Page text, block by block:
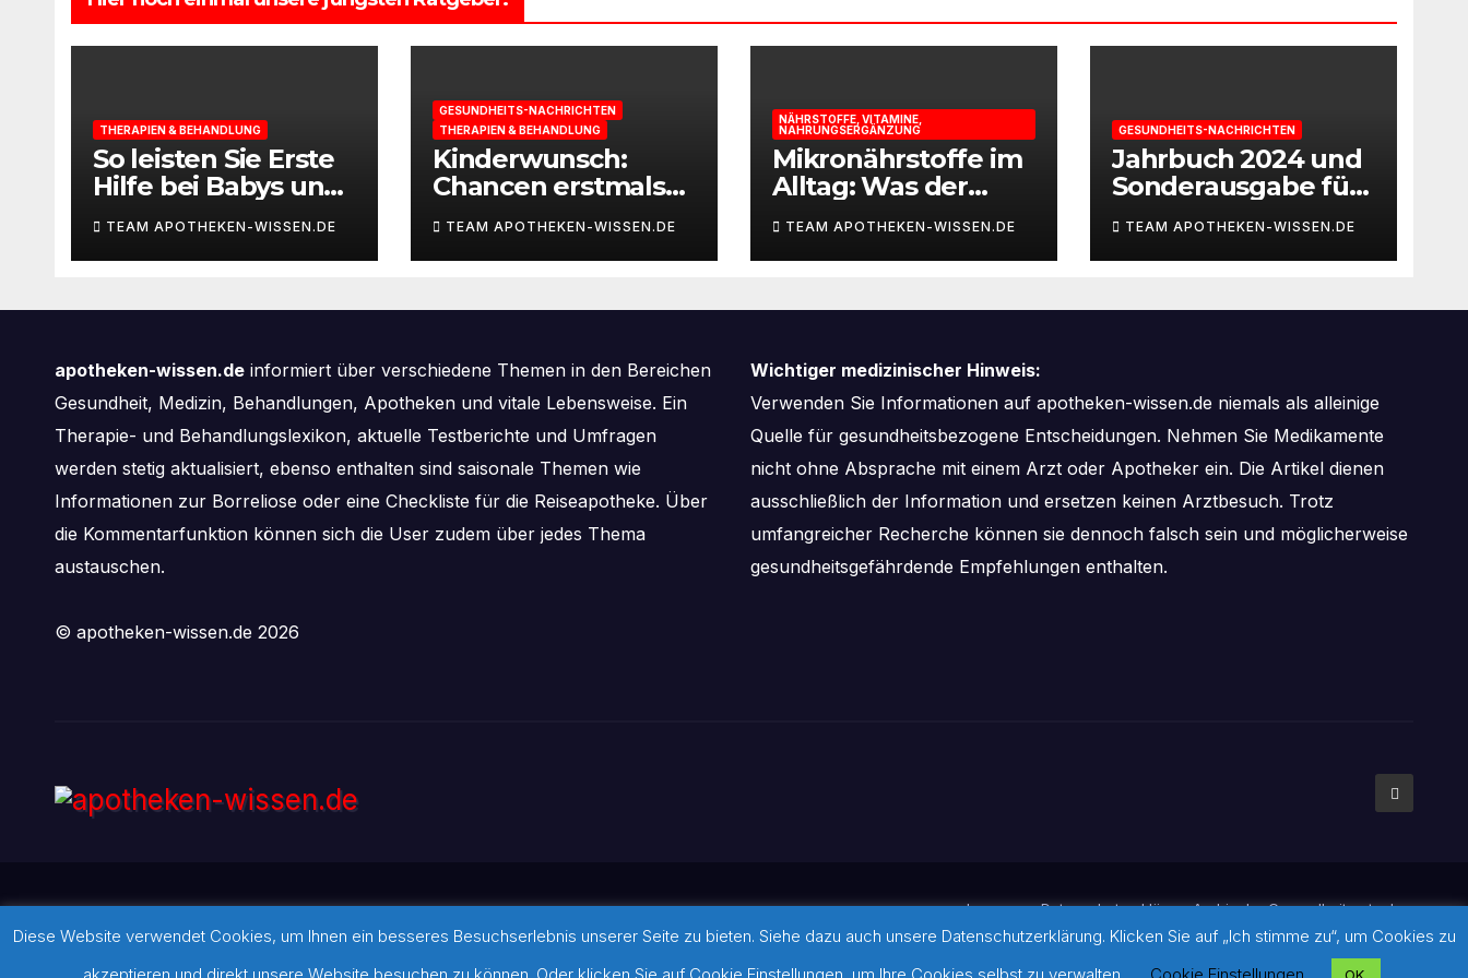
THERAPIEN & BEHANDLUNG
So leisten Sie Erste
Hilfe bei Babys und
Kleinkindern
TEAM APOTHEKEN-WISSEN.DE
GESUNDHEITS-NACHRICHTEN
THERAPIEN & BEHANDLUNG
Kinderwunsch:
Chancen erstmals
selbst berechnen
TEAM APOTHEKEN-WISSEN.DE
NÄHRSTOFFE, VITAMINE,
NAHRUNGSERGÄNZUNG
Mikronährstoffe im
Alltag: Was der
Körper für Energie
und
Leistungsfähigkeit
TEAM APOTHEKEN-WISSEN.DE
GESUNDHEITS-NACHRICHTEN
Jahrbuch 2024 und
Sonderausgabe für
Paare des
Deutschen IVF-
Registers: Zahl der
TEAM APOTHEKEN-WISSEN.DE
apotheken-wissen.de informiert über verschiedene Themen in den Bereichen
Gesundheit, Medizin, Behandlungen, Apotheken und vitale Lebensweise. Ein
Therapie- und Behandlungslexikon, aktuelle Testberichte und Umfragen
werden stetig aktualisiert, ebenso enthalten sind saisonale Themen wie
Informationen zur Borreliose oder eine Checkliste für die Reiseapotheke. Über
die Kommentarfunktion können sich die User zudem über jedes Thema
austauschen.
© apotheken-wissen.de 2026
Wichtiger medizinischer Hinweis:
Verwenden Sie Informationen auf apotheken-wissen.de niemals als alleinige
Quelle für gesundheitsbezogene Entscheidungen. Nehmen Sie Medikamente
nicht ohne Absprache mit einem Arzt oder Apotheker ein. Die Artikel dienen
ausschließlich der Information und ersetzen keinen Arztbesuch. Trotz
umfangreicher Recherche können sie dennoch falsch sein und möglicherweise
gesundheitsgefährdende Empfehlungen enthalten.
Stolz präsentiert von WordPress |Theme:NewsbulkvonThemeansar
ImpressumDatenschutzerklärungArchiv der Gesundheitsratgeber
©-Hinweis zu verwendeten Bildern: Sofern auf dieser Seite keine Quellennachweise gesetzt
werden konnten, befinden sich diese und über den weiterführenden Link im jeweiligen Beitrag.
Diese Website verwendet Cookies, um Ihnen ein besseres Besuchserlebnis unserer Seite zu bieten. Siehe dazu auch unsere Datenschutzerklärung. Klicken Sie auf „Ich stimme zu“, um Cookies zu